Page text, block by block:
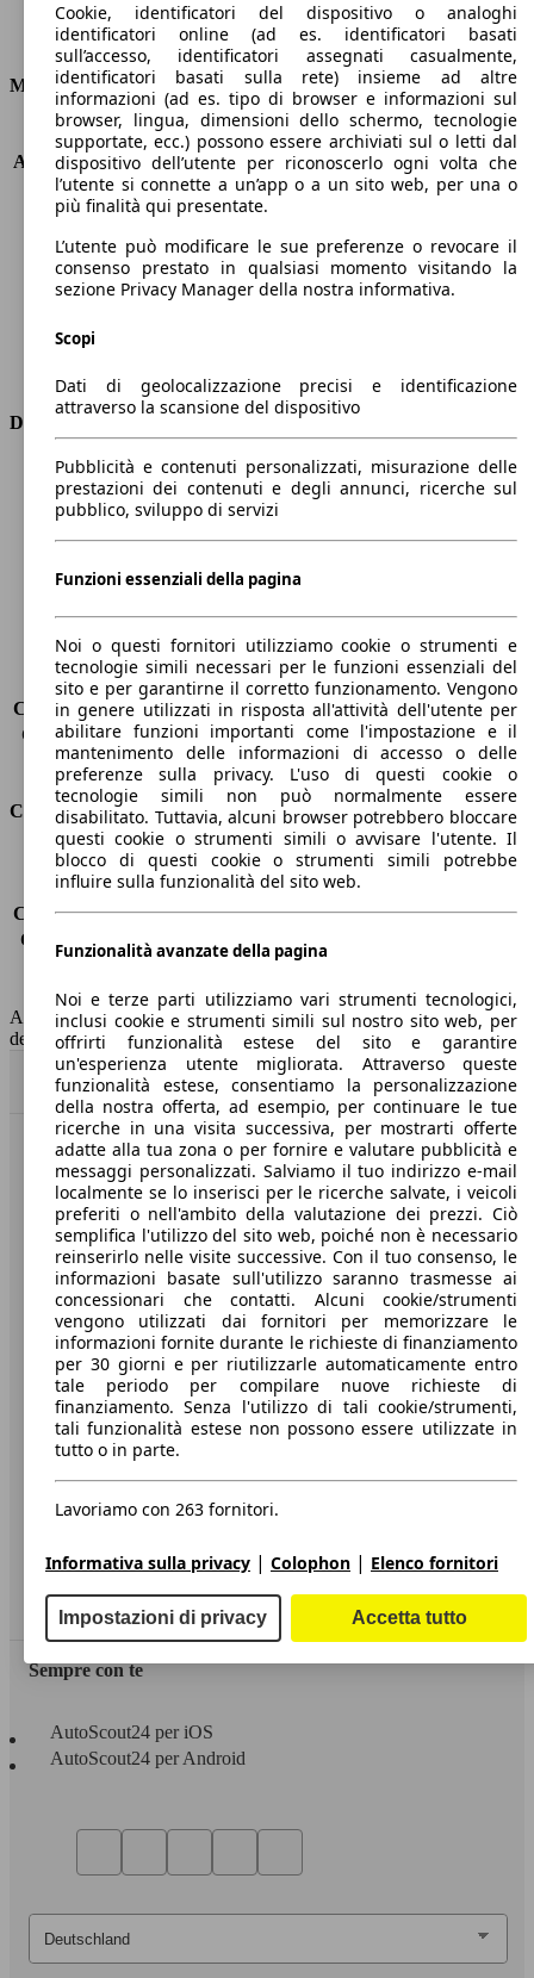
Consumi
Motore e Prestazioni
KW (PS)
88 kW (120 PS)
Accelerazione (0-100 km/h)
10.5s
Velocità massima (km/h)
195 km/h
Numero di marce
6
Coppia
270 nm
Cilindrata
1499 ccm
Carburante
Diesel
Trasmissione
Dimensioni
Lunghezza
4360 mm
Altezza
1480 mm
Larghezza
Peso massimo
-
Sedili
5
Carico sul tetto
-
Capacità di traino (senza freni) -
Capacità di traino (con freni)
1200 kg
Volume del bagagliaio
277 - 1148 l
Consumi
Emissioni di CO2*
99 g/km (komb.)
Consumo (urbano)
4.3 l/100km
Consumo (extra-urbano) 3.4 l/100km
Consumo (combinato)*
3.8 l/100km
Capacità del serbatoio
55 l
AutoScout24 non si assume alcuna responsabilità per la correttezza
dei dati.
Torna su
Benvenuti su AutoScout24, il mercato auto europeo.
Società
A proposito di AutoScout24
Stampa
Media
Condizioni generali
Informazioni
Privacy
Dichiarazione di Accessibilità
Servizi
Area rivenditori
Sempre con te
AutoScout24 per iOS
AutoScout24 per Android
Cookie, identificatori del dispositivo o analoghi
identificatori online (ad es. identificatori basati
sull’accesso, identificatori assegnati casualmente,
identificatori basati sulla rete) insieme ad altre
informazioni (ad es. tipo di browser e informazioni sul
browser, lingua, dimensioni dello schermo, tecnologie
supportate, ecc.) possono essere archiviati sul o letti dal
dispositivo dell’utente per riconoscerlo ogni volta che
l’utente si connette a un’app o a un sito web, per una o
più finalità qui presentate.
L’utente può modificare le sue preferenze o revocare il
consenso prestato in qualsiasi momento visitando la
sezione Privacy Manager della nostra informativa.
Scopi
Dati di geolocalizzazione precisi e identificazione
attraverso la scansione del dispositivo
Pubblicità e contenuti personalizzati, misurazione delle
prestazioni dei contenuti e degli annunci, ricerche sul
pubblico, sviluppo di servizi
Funzioni essenziali della pagina
Noi o questi fornitori utilizziamo cookie o strumenti e
tecnologie simili necessari per le funzioni essenziali del
sito e per garantirne il corretto funzionamento. Vengono
in genere utilizzati in risposta all'attività dell'utente per
abilitare funzioni importanti come l'impostazione e il
mantenimento delle informazioni di accesso o delle
preferenze sulla privacy. L'uso di questi cookie o
tecnologie simili non può normalmente essere
disabilitato. Tuttavia, alcuni browser potrebbero bloccare
questi cookie o strumenti simili o avvisare l'utente. Il
blocco di questi cookie o strumenti simili potrebbe
influire sulla funzionalità del sito web.
Funzionalità avanzate della pagina
Noi e terze parti utilizziamo vari strumenti tecnologici,
inclusi cookie e strumenti simili sul nostro sito web, per
offrirti funzionalità estese del sito e garantire
un'esperienza utente migliorata. Attraverso queste
funzionalità estese, consentiamo la personalizzazione
della nostra offerta, ad esempio, per continuare le tue
ricerche in una visita successiva, per mostrarti offerte
adatte alla tua zona o per fornire e valutare pubblicità e
messaggi personalizzati. Salviamo il tuo indirizzo e-mail
localmente se lo inserisci per le ricerche salvate, i veicoli
preferiti o nell'ambito della valutazione dei prezzi. Ciò
semplifica l'utilizzo del sito web, poiché non è necessario
reinserirlo nelle visite successive. Con il tuo consenso, le
informazioni basate sull'utilizzo saranno trasmesse ai
concessionari che contatti. Alcuni cookie/strumenti
vengono utilizzati dai fornitori per memorizzare le
informazioni fornite durante le richieste di finanziamento
per 30 giorni e per riutilizzarle automaticamente entro
tale periodo per compilare nuove richieste di
finanziamento. Senza l'utilizzo di tali cookie/strumenti,
tali funzionalità estese non possono essere utilizzate in
tutto o in parte.
Lavoriamo con 263 fornitori.
Informativa sulla privacy | Colophon | Elenco fornitori
Impostazioni di privacy Accetta tutto